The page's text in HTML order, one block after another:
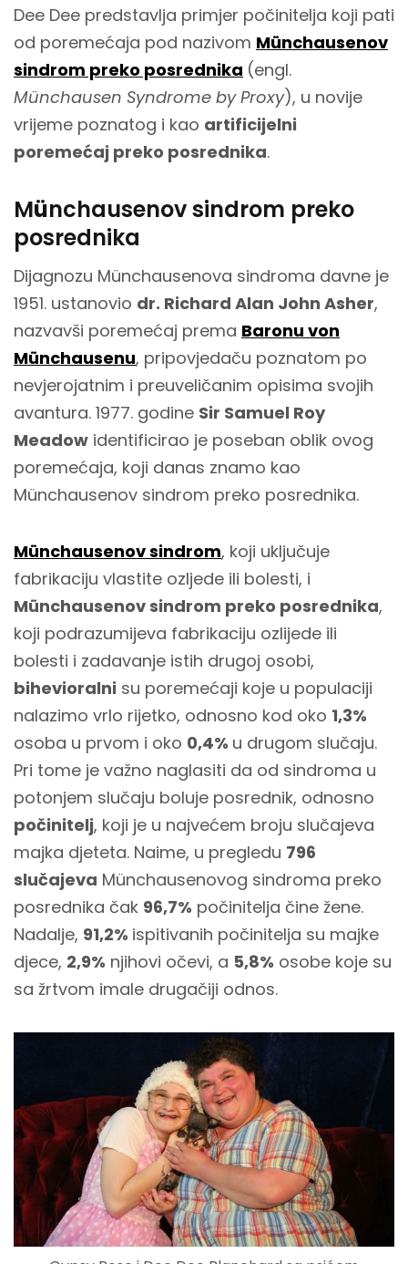
Dee Dee predstavlja primjer počinitelja koji pati
od poremećaja pod nazivom Münchausenov
sindrom preko posrednika (engl.
Münchausen Syndrome by Proxy), u novije
vrijeme poznatog i kao artificijelni
poremećaj preko posrednika.
Münchausenov sindrom preko
posrednika
Dijagnozu Münchausenova sindroma davne je
1951. ustanovio dr. Richard Alan John Asher,
nazvavši poremećaj prema Baronu von
Münchausenu, pripovjedaču poznatom po
nevjerojatnim i preuveličanim opisima svojih
avantura. 1977. godine Sir Samuel Roy
Meadow identificirao je poseban oblik ovog
poremećaja, koji danas znamo kao
Münchausenov sindrom preko posrednika.
Münchausenov sindrom, koji uključuje
fabrikaciju vlastite ozljede ili bolesti, i
Münchausenov sindrom preko posrednika,
koji podrazumijeva fabrikaciju ozlijede ili
bolesti i zadavanje istih drugoj osobi,
bihevioralni su poremećaji koje u populaciji
nalazimo vrlo rijetko, odnosno kod oko 1,3%
osoba u prvom i oko 0,4% u drugom slučaju.
Pri tome je važno naglasiti da od sindroma u
potonjem slučaju boluje posrednik, odnosno
počinitelj, koji je u najvećem broju slučajeva
majka djeteta. Naime, u pregledu 796
slučajeva Münchausenovog sindroma preko
posrednika čak 96,7% počinitelja čine žene.
Nadalje, 91,2% ispitivanih počinitelja su majke
djece, 2,9% njihovi očevi, a 5,8% osobe koje su
sa žrtvom imale drugačiji odnos.